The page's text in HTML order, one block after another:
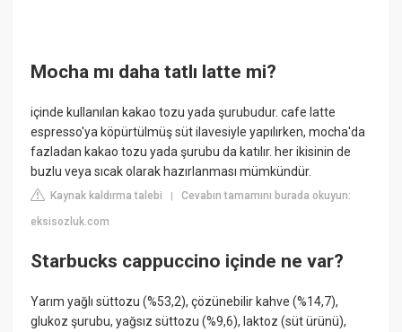
Mocha mı daha tatlı latte mi?
içinde kullanılan kakao tozu yada şurubudur. cafe latte
espresso'ya köpürtülmüş süt ilavesiyle yapılırken, mocha'da
fazladan kakao tozu yada şurubu da katılır. her ikisinin de
buzlu veya sıcak olarak hazırlanması mümkündür.
Kaynak kaldırma talebi |Cevabın tamamını burada okuyun:
eksisozluk.com
Starbucks cappuccino içinde ne var?
Yarım yağlı süttozu (%53,2), çözünebilir kahve (%14,7),
glukoz şurubu, yağsız süttozu (%9,6), laktoz (süt ürünü),